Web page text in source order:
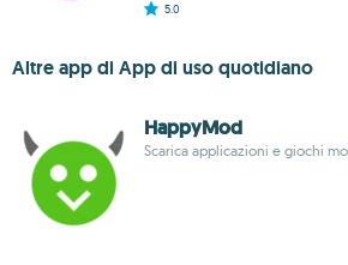
5.0
Altre app di App di uso quotidiano
HappyMod
Scarica applicazioni e giochi